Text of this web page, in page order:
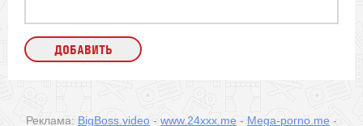
Реклама: BigBoss.video - www.24xxx.me - Mega-porno.me -